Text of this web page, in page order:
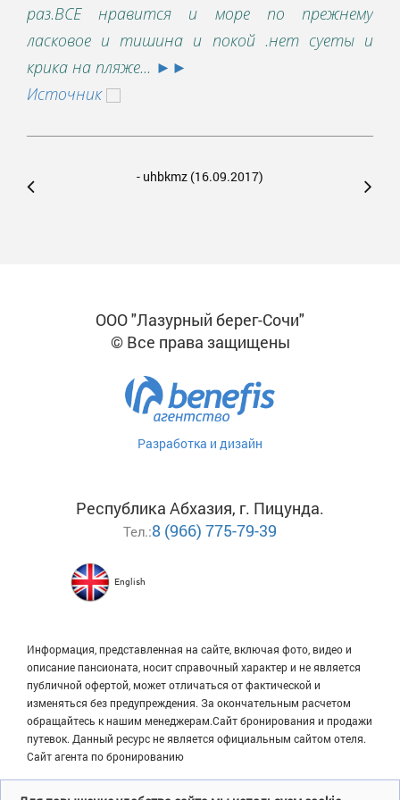
раз.ВСЕ нравится и море по прежнему
ласковое и тишина и покой .нет суеты и
крика на пляже... ►►
Источник
- uhbkmz (16.09.2017)
ООО "Лазурный берег-Сочи"
© Все права защищены
Разработка и дизайн
Республика Абхазия, г. Пицунда.
Тел.:8 (966) 775-79-39
English
Информация, представленная на сайте, включая фото, видео и
описание пансионата, носит справочный характер и не является
публичной офертой, может отличаться от фактической и
изменяться без предупреждения. За окончательным расчетом
обращайтесь к нашим менеджерам.Сайт бронирования и продажи
путевок. Данный ресурс не является официальным сайтом отеля.
Сайт агента по бронированию